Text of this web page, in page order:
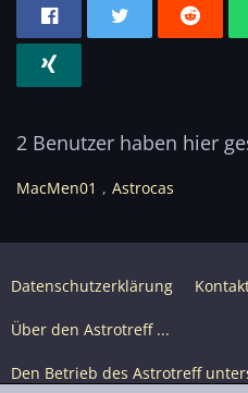
2 Benutzer haben hier
MacMen01 Astrocas
Datenschutzerklärung
Über den Astrotreff ...
Den Betrieb des Astrotreff